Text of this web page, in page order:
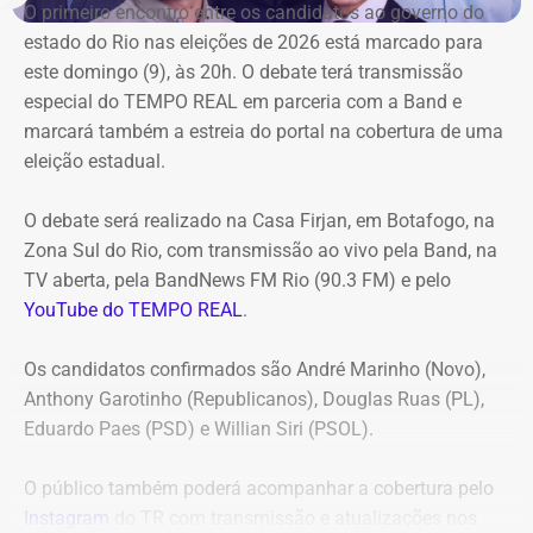
firmado com a Geo Ambiental para o mesmo fim
(locação de maquinários e equipamentos). Na ocasião, a
Corte ordenou também a suspensão imediata dos
pagamentos decorrentes do acordo milionário, que
ultrapassava R$ 100 milhões.
Montebello Willeman, que apontou uma série de
irregularidades no planejamento da concorrência
eletrônica SRP nº 041/2025 e concluiu que os problemas
comprometem a competitividade do certame e, além
a Secretaria Municipal de Obras e Agricultura e a empresa
vencedora.
ausência de estudo comparativo entre a locação e a
compra dos equipamentos
O primeiro encontro entre os candidatos ao ⁠governo do
estado do Rio nas eleições de 2026 está marcado para
este domingo (9), às 20h. O debate terá transmissão
especial do TEMPO REAL em parceria com a Band e
marcará também a estreia do portal na cobertura de uma
eleição estadual.
O debate será realizado na Casa Firjan, em Botafogo, na
Zona Sul do Rio, com transmissão ao vivo pela Band, na
TV aberta, pela BandNews FM Rio (90.3 FM) e pelo
YouTube do TEMPO REAL.
Os candidatos confirmados são André Marinho (Novo),
Anthony Garotinho (Republicanos), Douglas Ruas (PL),
Eduardo Paes (PSD) e Willian Siri (PSOL).
O público também poderá acompanhar a cobertura pelo
Instagram